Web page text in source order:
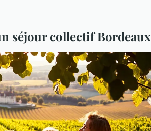
séjour collectif Bordeaux